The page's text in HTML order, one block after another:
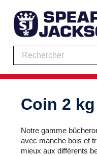
Coin 2 kg
Notre gamme
avec manche bois et
mieux aux différents